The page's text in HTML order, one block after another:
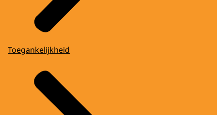
Toegankelijkheid